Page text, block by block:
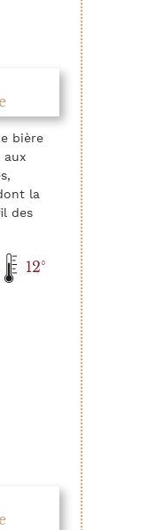
bière
la
des
12°